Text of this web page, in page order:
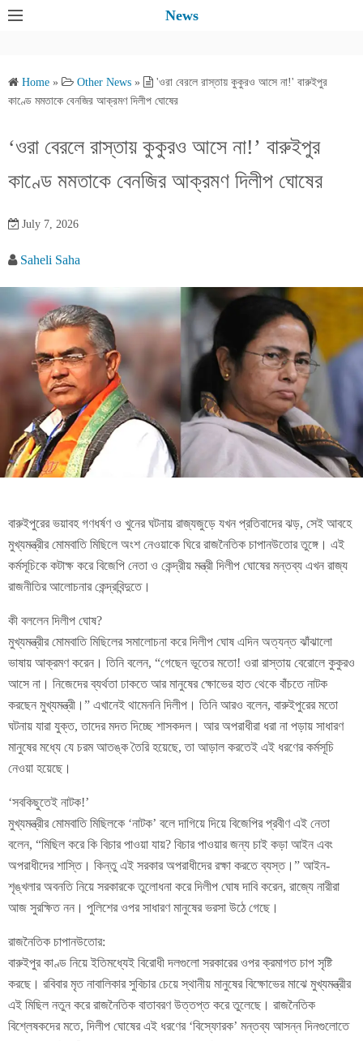
News
Home » Other News »
'ওরা বেরলে রাস্তায় কুকুরও আসে না!' বারুইপুর
কাণ্ডে মমতাকে বেনজির আক্রমণ দিলীপ ঘোষের
‘ওরা বেরলে রাস্তায় কুকুরও আসে না!’ বারুইপুর
কাণ্ডে মমতাকে বেনজির আক্রমণ দিলীপ ঘোষের
July 7, 2026
Saheli Saha
বারুইপুরের ভয়াবহ গণধর্ষণ ও খুনের ঘটনায় রাজ্যজুড়ে যখন প্রতিবাদের ঝড়, সেই আবহে
মুখ্যমন্ত্রীর মোমবাতি মিছিলে অংশ নেওয়াকে ঘিরে রাজনৈতিক চাপানউতোর তুঙ্গে। এই
কর্মসূচিকে কটাক্ষ করে বিজেপি নেতা ও কেন্দ্রীয় মন্ত্রী দিলীপ ঘোষের মন্তব্য এখন রাজ্য
রাজনীতির আলোচনার কেন্দ্রবিন্দুতে।
কী বললেন দিলীপ ঘোষ?
মুখ্যমন্ত্রীর মোমবাতি মিছিলের সমালোচনা করে দিলীপ ঘোষ এদিন অত্যন্ত ঝাঁঝালো
ভাষায় আক্রমণ করেন। তিনি বলেন, “গেছেন ভূতের মতো! ওরা রাস্তায় বেরোলে কুকুরও
আসে না। নিজেদের ব্যর্থতা ঢাকতে আর মানুষের ক্ষোভের হাত থেকে বাঁচতে নাটক
করছেন মুখ্যমন্ত্রী।” এখানেই থামেননি দিলীপ। তিনি আরও বলেন, বারুইপুরের মতো
ঘটনায় যারা যুক্ত, তাদের মদত দিচ্ছে শাসকদল। আর অপরাধীরা ধরা না পড়ায় সাধারণ
মানুষের মধ্যে যে চরম আতঙ্ক তৈরি হয়েছে, তা আড়াল করতেই এই ধরণের কর্মসূচি
নেওয়া হয়েছে।
‘সবকিছুতেই নাটক!’
মুখ্যমন্ত্রীর মোমবাতি মিছিলকে ‘নাটক’ বলে দাগিয়ে দিয়ে বিজেপির প্রবীণ এই নেতা
বলেন, “মিছিল করে কি বিচার পাওয়া যায়? বিচার পাওয়ার জন্য চাই কড়া আইন এবং
অপরাধীদের শাস্তি। কিন্তু এই সরকার অপরাধীদের রক্ষা করতে ব্যস্ত।” আইন-
শৃঙ্খলার অবনতি নিয়ে সরকারকে তুলোধনা করে দিলীপ ঘোষ দাবি করেন, রাজ্যে নারীরা
আজ সুরক্ষিত নন। পুলিশের ওপর সাধারণ মানুষের ভরসা উঠে গেছে।
রাজনৈতিক চাপানউতোর:
বারুইপুর কাণ্ড নিয়ে ইতিমধ্যেই বিরোধী দলগুলো সরকারের ওপর ক্রমাগত চাপ সৃষ্টি
করছে। রবিবার মৃত নাবালিকার সুবিচার চেয়ে স্থানীয় মানুষের বিক্ষোভের মাঝে মুখ্যমন্ত্রীর
এই মিছিল নতুন করে রাজনৈতিক বাতাবরণ উত্তপ্ত করে তুলেছে। রাজনৈতিক
বিশ্লেষকদের মতে, দিলীপ ঘোষের এই ধরণের ‘বিস্ফোরক’ মন্তব্য আসন্ন দিনগুলোতে